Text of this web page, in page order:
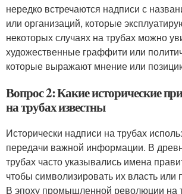
нередко встречаются надписи с
или организаций, которые
некоторых случаях на трубах можно
художественные граффити или
которые выражают мнение или
Вопрос 2: Какие исторические
на трубах известны
Исторически надписи на трубах
передачи важной информации. В
трубах часто указывались имена
чтобы символизировать их власть или
В эпоху промышленной революции на